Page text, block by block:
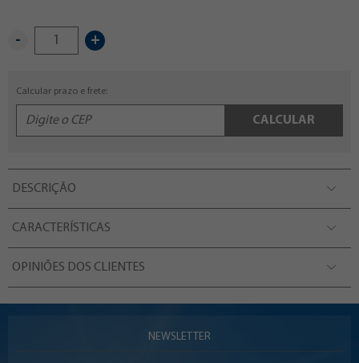
- +
Calcular prazo e frete:
CALCULAR
DESCRIÇÃO
CARACTERÍSTICAS
OPINIÕES DOS CLIENTES
NEWSLETTER